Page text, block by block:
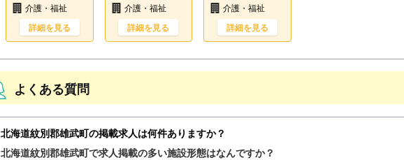
介護・福祉
詳細を見る
介護・福祉
詳細を見る
介護・福祉
詳細を見る
よくある質問
北海道紋別郡雄武町の掲載求人は何件ありますか？
北海道紋別郡雄武町で求人掲載の多い施設形態はなんですか？